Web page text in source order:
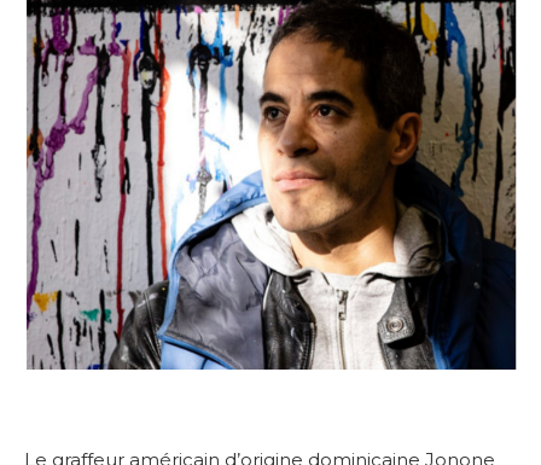
Le graffeur américain d’origine dominicaine Jonone